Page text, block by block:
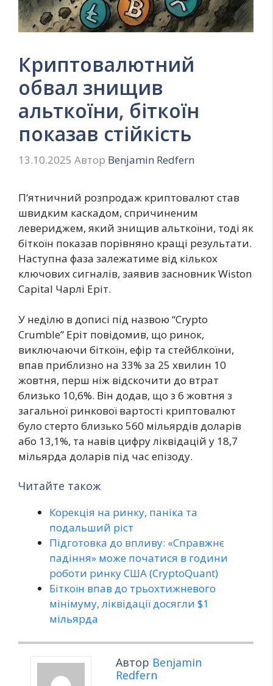
Криптовалютний
обвал знищив
альткоїни, біткоїн
показав стійкість
13.10.2025 Автор Benjamin Redfern
П’ятничний розпродаж криптовалют став
швидким каскадом, спричиненим
левериджем, який знищив альткоїни, тоді як
біткоїн показав порівняно кращі результати.
Наступна фаза залежатиме від кількох
ключових сигналів, заявив засновник Wiston
Capital Чарлі Еріт.
У неділю в дописі під назвою “Crypto
Crumble” Еріт повідомив, що ринок,
виключаючи біткоїн, ефір та стейблкоїни,
впав приблизно на 33% за 25 хвилин 10
жовтня, перш ніж відскочити до втрат
близько 10,6%. Він додав, що з 6 жовтня з
загальної ринкової вартості криптовалют
було стерто близько 560 мільярдів доларів
або 13,1%, та навів цифру ліквідацій у 18,7
мільярда доларів під час епізоду.
Читайте також
Корекція на ринку, паніка та
подальший ріст
Підготовка до впливу: «Справжнє
падіння» може початися в години
роботи ринку США (CryptoQuant)
Біткоїн впав до трьохтижневого
мінімуму, ліквідації досягли $1
мільярда
Автор Benjamin
Redfern